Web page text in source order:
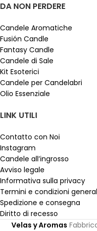
DA NON PERDERE
Candele Aromatiche
Fusión Candle
Fantasy Candle
Candele di Sale
Kit Esoterici
Candele per Candelabri
Olio Essenziale
LINK UTILI
Contatto con Noi
Instagram
Candele all’ingrosso
Avviso legale
Informativa sulla privacy
Termini e condizioni
Spedizione e consegna
Diritto di recesso
Velas y Aromas